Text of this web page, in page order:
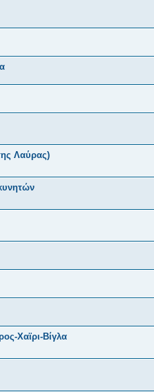
Λαύρας)
Χαϊρι-Βίγλα